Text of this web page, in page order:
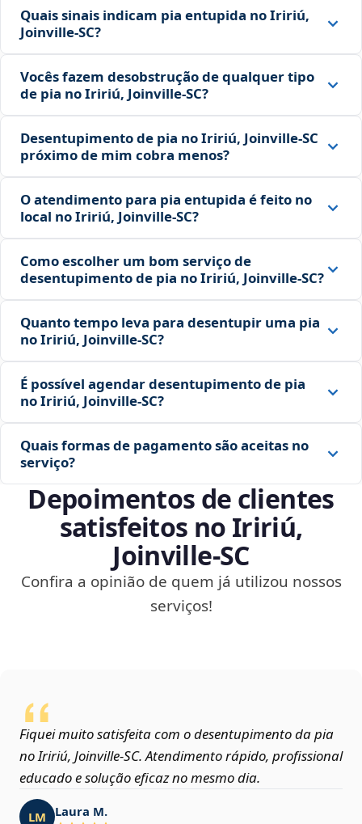
Quais sinais indicam pia entupida no Iririú,
Joinville‑SC?
Vocês fazem desobstrução de qualquer tipo
de pia no Iririú, Joinville‑SC?
Desentupimento de pia no Iririú, Joinville‑SC
próximo de mim cobra menos?
O atendimento para pia entupida é feito no
local no Iririú, Joinville‑SC?
Como escolher um bom serviço de
desentupimento de pia no Iririú, Joinville‑SC?
Quanto tempo leva para desentupir uma pia
no Iririú, Joinville‑SC?
É possível agendar desentupimento de pia
no Iririú, Joinville‑SC?
Quais formas de pagamento são aceitas no
serviço?
Depoimentos de clientes
satisfeitos no Iririú,
Joinville‑SC
Confira a opinião de quem já utilizou nossos
serviços!
Fiquei muito satisfeita com o desentupimento da pia
no Iririú, Joinville‑SC. Atendimento rápido, profissional
educado e solução eficaz no mesmo dia.
LM Laura M.